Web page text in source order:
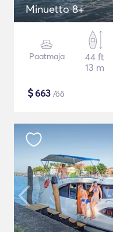
Minuetto 8+
Paatmaja
44 ft
13 m
$663 /öö